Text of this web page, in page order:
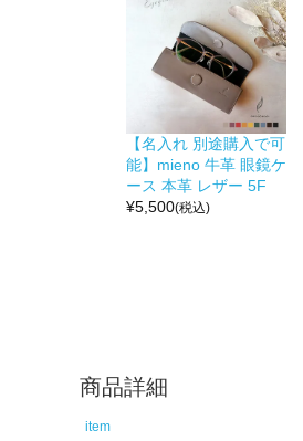
【名入れ 別途購入で可
能】mieno 牛革 眼鏡ケ
ース 本革 レザー 5F
¥5,500(税込)
商品詳細
item